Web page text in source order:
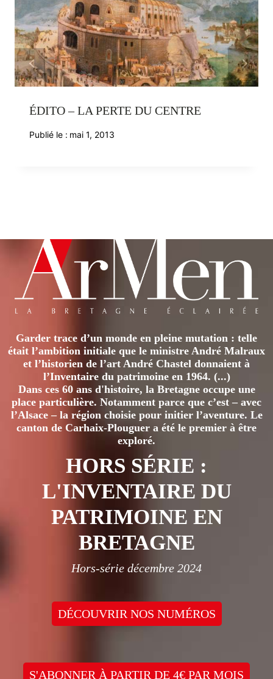
ÉDITO – LA PERTE DU CENTRE
Publié le : mai 1, 2013
Garder trace d’un monde en pleine mutation : telle
était l’ambition initiale que le ministre André Malraux
et l’historien de l’art André Chastel donnaient à
l’Inventaire du patrimoine en 1964. (...)
Dans ces 60 ans d'histoire, la Bretagne occupe une
place particulière. Notamment parce que c’est – avec
l’Alsace – la région choisie pour initier l’aventure. Le
canton de Carhaix-Plouguer a été le premier à être
exploré.
HORS SÉRIE :
L'INVENTAIRE DU
PATRIMOINE EN
BRETAGNE
Hors-série décembre 2024
DÉCOUVRIR NOS NUMÉROS
S'ABONNER À PARTIR DE 4€ PAR MOIS